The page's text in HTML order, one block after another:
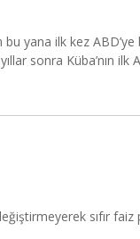
yana ilk kez
sonra Küba’nın ilk
sıfır faiz